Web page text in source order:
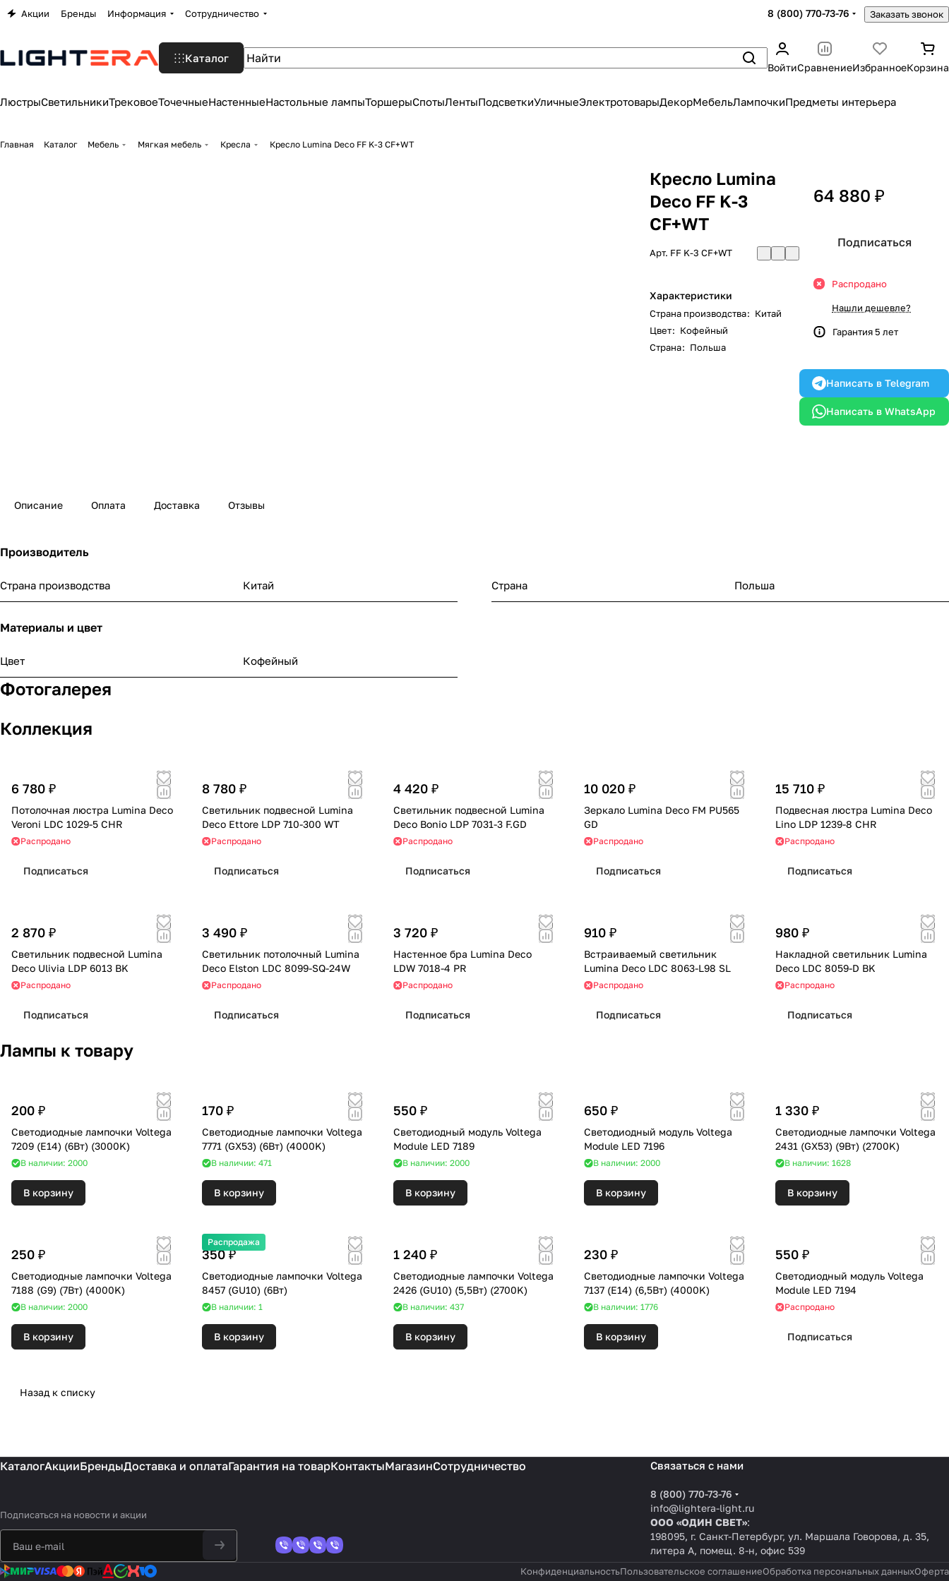
Акции Бренды Информация Сотрудничество 8 (800) 770-73-76 Заказать звонок
Каталог
ВойтиСравнениеИзбранноеКорзина
ЛюстрыСветильникиТрековоеТочечныеНастенныеНастольные лампыТоршерыСпотыЛентыПодсветкиУличныеЭлектротоварыДекорМебельЛампочкиПредметы интерьера
Главная Каталог Мебель Мягкая мебель Кресла Кресло Lumina Deco FF K-3 CF+WT
Кресло Lumina
Deco FF K-3
CF+WT
Арт. FF K-3 CF+WT
Характеристики
Страна производства: Китай
Цвет: Кофейный
Страна: Польша
64 880 ₽
Подписаться
Распродано
Нашли дешевле?
Гарантия 5 лет
Написать в Telegram
Написать в WhatsApp
Описание Оплата Доставка Отзывы
Производитель
Страна производства Китай Страна Польша
Материалы и цвет
Цвет Кофейный
Фотогалерея
Коллекция
6 780 ₽
Потолочная люстра Lumina Deco
Veroni LDC 1029-5 CHR
Распродано
Подписаться
8 780 ₽
Светильник подвесной Lumina
Deco Ettore LDP 710-300 WT
Распродано
Подписаться
4 420 ₽
Светильник подвесной Lumina
Deco Bonio LDP 7031-3 F.GD
Распродано
Подписаться
10 020 ₽
Зеркало Lumina Deco FM PU565
GD
Распродано
Подписаться
15 710 ₽
Подвесная люстра Lumina Deco
Lino LDP 1239-8 CHR
Распродано
Подписаться
2 870 ₽
Светильник подвесной Lumina
Deco Ulivia LDP 6013 BK
Распродано
Подписаться
3 490 ₽
Светильник потолочный Lumina
Deco Elston LDC 8099-SQ-24W
Распродано
Подписаться
3 720 ₽
Настенное бра Lumina Deco
LDW 7018-4 PR
Распродано
Подписаться
910 ₽
Встраиваемый светильник
Lumina Deco LDC 8063-L98 SL
Распродано
Подписаться
980 ₽
Накладной светильник Lumina
Deco LDC 8059-D BK
Распродано
Подписаться
Лампы к товару
200 ₽
Светодиодные лампочки Voltega
7209 (E14) (6Вт) (3000K)
В наличии: 2000
В корзину
170 ₽
Светодиодные лампочки Voltega
7771 (GX53) (6Вт) (4000K)
В наличии: 471
В корзину
550 ₽
Светодиодный модуль Voltega
Module LED 7189
В наличии: 2000
В корзину
650 ₽
Светодиодный модуль Voltega
Module LED 7196
В наличии: 2000
В корзину
1 330 ₽
Светодиодные лампочки Voltega
2431 (GX53) (9Вт) (2700K)
В наличии: 1628
В корзину
250 ₽
Светодиодные лампочки Voltega
7188 (G9) (7Вт) (4000K)
В наличии: 2000
В корзину
Распродажа
350 ₽
Светодиодные лампочки Voltega
8457 (GU10) (6Вт)
В наличии: 1
В корзину
1 240 ₽
Светодиодные лампочки Voltega
2426 (GU10) (5,5Вт) (2700K)
В наличии: 437
В корзину
230 ₽
Светодиодные лампочки Voltega
7137 (E14) (6,5Вт) (4000K)
В наличии: 1776
В корзину
550 ₽
Светодиодный модуль Voltega
Module LED 7194
Распродано
Подписаться
Назад к списку
КаталогАкцииБрендыДоставка и оплатаГарантия на товарКонтактыМагазинСотрудничество
Подписаться на новости и акции
Связаться с нами
8 (800) 770-73-76
info@lightera-light.ru
ООО «ОДИН СВЕТ»:
198095, г. Санкт-Петербург, ул. Маршала Говорова, д. 35,
литера А, помещ. 8-н, офис 539
КонфиденциальностьПользовательское соглашениеОбработка персональных данныхОферта